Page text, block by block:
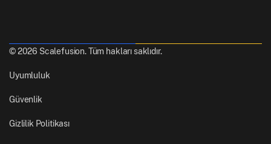
© 2026 Scalefusion. Tüm hakları saklıdır.
Uyumluluk
Güvenlik
Gizlilik Politikası